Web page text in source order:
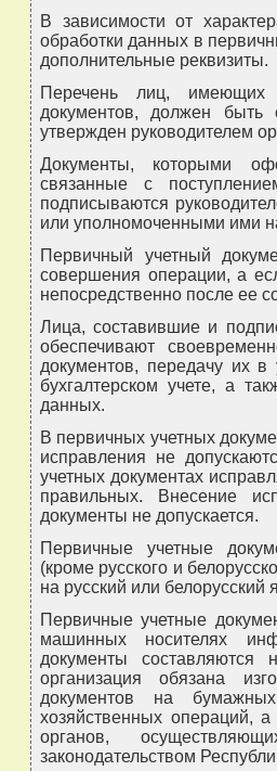
В зависимости от
обработки данных в
дополнительные реквизиты.
Перечень лиц, имеющих
документов, должен быть
утвержден руководителем
Документы, которыми
связанные с
подписываются
или уполномоченными ими
Первичный учетный
совершения операции, а
непосредственно после ее
Лица, составившие и
обеспечивают
документов, передачу их
бухгалтерском учете, а
данных.
В первичных учетных
исправления не
учетных документах
правильных. Внесение
документы не допускается.
Первичные учетные
(кроме русского и
на русский или белорусский
Первичные учетные
машинных носителях
документы
организация обязана
документов на
хозяйственных операций,
органов,
законодательством